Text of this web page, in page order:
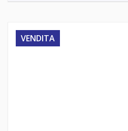
VENDITA